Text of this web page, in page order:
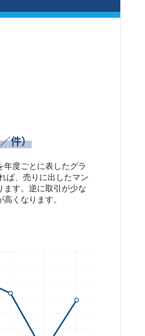
件）
年度ごとに表したグラ
ば、売りに出したマン
ます。逆に取引が少な
くなります。